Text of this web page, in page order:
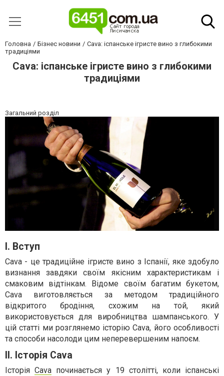
Головна Бізнес новини
Cava: іспанське ігристе вино з глибокими
традиціями
Cava: іспанське ігристе вино з глибокими
традиціями
Загальний розділ
I. Вступ
Cava - це традиційне ігристе вино з Іспанії, яке здобуло
визнання завдяки своїм якісним характеристикам і
смаковим відтінкам. Відоме своїм багатим букетом,
Cava виготовляється за методом традиційного
відкритого бродіння, схожим на той, який
використовується для виробництва шампанського. У
цій статті ми розглянемо історію Cava, його особливості
та способи насолоди цим неперевершеним напоєм.
II. Історія Cava
ІсторіяCava починається у 19 столітті, коли іспанські